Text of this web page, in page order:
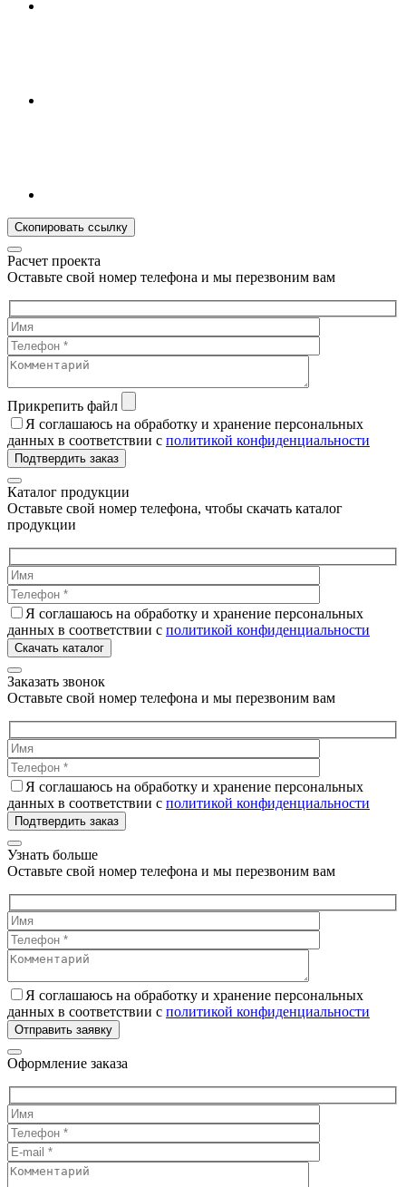
Скопировать ссылку
Расчет проекта
Оставьте свой номер телефона и мы перезвоним вам
Прикрепить файл
Я соглашаюсь на обработку и хранение персональных
данных в соответствии с политикой конфиденциальности
Подтвердить заказ
Каталог продукции
Оставьте свой номер телефона, чтобы скачать каталог
продукции
Я соглашаюсь на обработку и хранение персональных
данных в соответствии с политикой конфиденциальности
Скачать каталог
Заказать звонок
Оставьте свой номер телефона и мы перезвоним вам
Я соглашаюсь на обработку и хранение персональных
данных в соответствии с политикой конфиденциальности
Подтвердить заказ
Узнать больше
Оставьте свой номер телефона и мы перезвоним вам
Я соглашаюсь на обработку и хранение персональных
данных в соответствии с политикой конфиденциальности
Отправить заявку
Оформление заказа